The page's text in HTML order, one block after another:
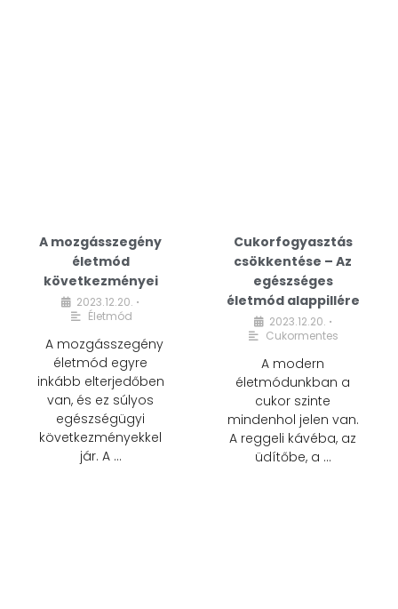
A mozgásszegény
életmód
következményei
2023.12.20. •
Életmód
A mozgásszegény
életmód egyre
inkább elterjedőben
van, és ez súlyos
egészségügyi
következményekkel
jár. A …
Cukorfogyasztás
csökkentése – Az
egészséges
életmód alappillére
2023.12.20. •
Cukormentes
A modern
életmódunkban a
cukor szinte
mindenhol jelen van.
A reggeli kávéba, az
üdítőbe, a …